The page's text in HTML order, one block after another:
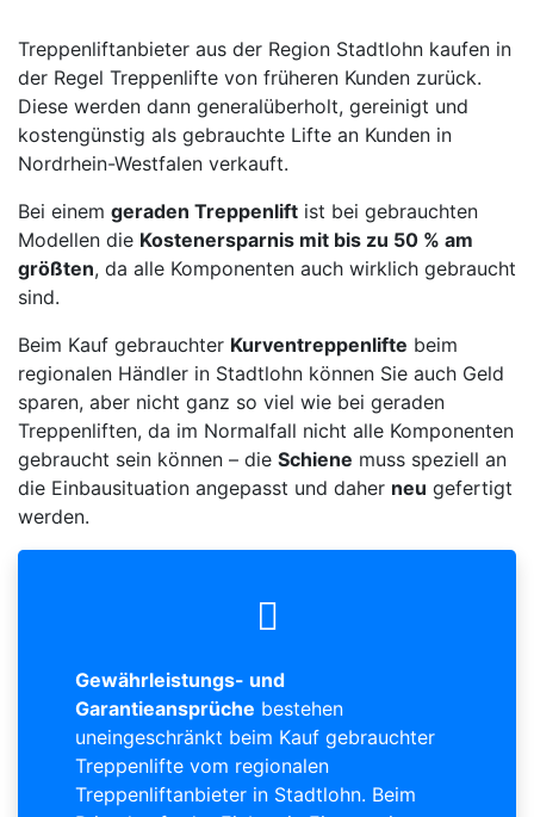
Treppenliftanbieter aus der Region Stadtlohn kaufen in
der Regel Treppenlifte von früheren Kunden zurück.
Diese werden dann generalüberholt, gereinigt und
kostengünstig als gebrauchte Lifte an Kunden in
Nordrhein-Westfalen verkauft.
Bei einem geraden Treppenlift ist bei gebrauchten
Modellen die Kostenersparnis mit bis zu 50 % am
größten, da alle Komponenten auch wirklich gebraucht
sind.
Beim Kauf gebrauchter Kurventreppenlifte beim
regionalen Händler in Stadtlohn können Sie auch Geld
sparen, aber nicht ganz so viel wie bei geraden
Treppenliften, da im Normalfall nicht alle Komponenten
gebraucht sein können – die Schiene muss speziell an
die Einbausituation angepasst und daher neu gefertigt
werden.
Gewährleistungs- und
Garantieansprüche bestehen
uneingeschränkt beim Kauf gebrauchter
Treppenlifte vom regionalen
Treppenliftanbieter in Stadtlohn. Beim